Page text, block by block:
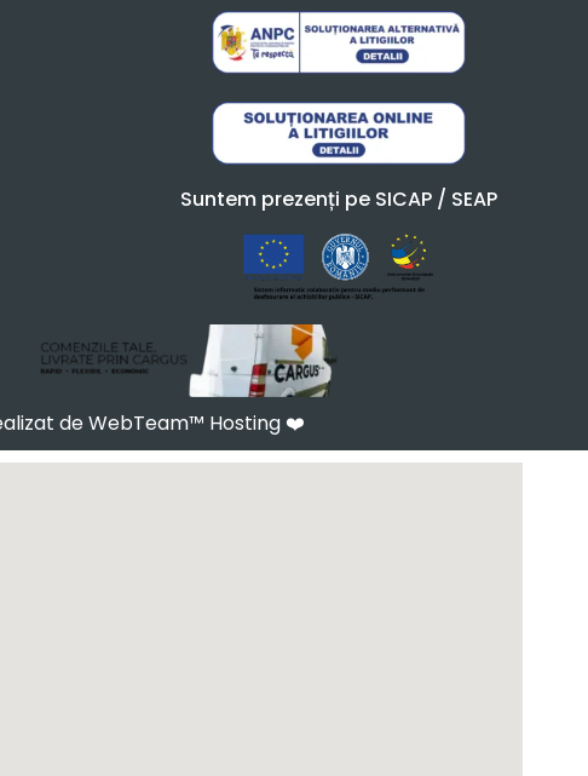
Suntem prezenți pe SICAP / SEAP
de WebTeam™ Hosting ❤️